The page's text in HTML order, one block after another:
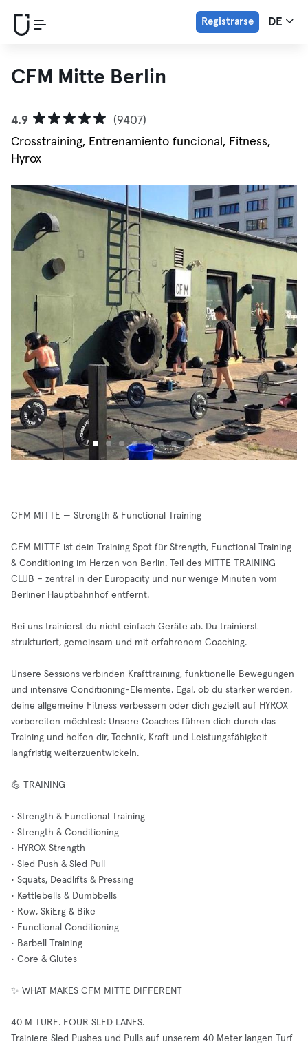
Registrarse DE
CFM Mitte Berlin
4.9
(9407)
Crosstraining, Entrenamiento funcional, Fitness,
Hyrox
CFM MITTE — Strength & Functional Training
CFM MITTE ist dein Training Spot für Strength, Functional Training
& Conditioning im Herzen von Berlin. Teil des MITTE TRAINING
CLUB – zentral in der Europacity und nur wenige Minuten vom
Berliner Hauptbahnhof entfernt.
Bei uns trainierst du nicht einfach Geräte ab. Du trainierst
strukturiert, gemeinsam und mit erfahrenem Coaching.
Unsere Sessions verbinden Krafttraining, funktionelle Bewegungen
und intensive Conditioning-Elemente. Egal, ob du stärker werden,
deine allgemeine Fitness verbessern oder dich gezielt auf HYROX
vorbereiten möchtest: Unsere Coaches führen dich durch das
Training und helfen dir, Technik, Kraft und Leistungsfähigkeit
langfristig weiterzuentwickeln.
💪 TRAINING
• Strength & Functional Training
• Strength & Conditioning
• HYROX Strength
• Sled Push & Sled Pull
• Squats, Deadlifts & Pressing
• Kettlebells & Dumbbells
• Row, SkiErg & Bike
• Functional Conditioning
• Barbell Training
• Core & Glutes
✨ WHAT MAKES CFM MITTE DIFFERENT
40 M TURF. FOUR SLED LANES.
Trainiere Sled Pushes und Pulls auf unserem 40 Meter langen Turf